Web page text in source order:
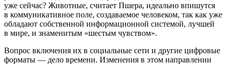
уже сейчас? Животные, считает Пшера, идеально впишутся
в коммуникативное поле, создаваемое человеком, так как уже
обладают собственной информационной системой, лучшей
в мире, и знаменитым «шестым чувством».
Вопрос включения их в социальные сети и другие цифровые
форматы — дело времени. Изменения в этом направлении